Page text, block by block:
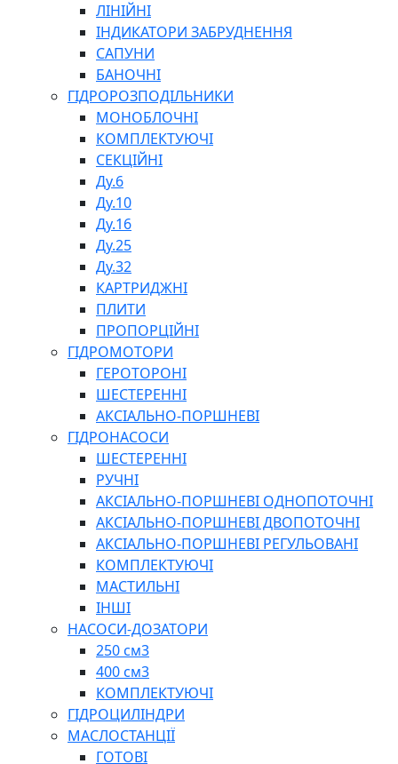
СПЕЦІАЛЬНІ
ОЛИВИ
ГЕРМЕТИКИ
ЗМАЗКИ
КЛЕЇ, ЦЕМЕНТИ, ЕПОКСИДКИ
РЕМОНТ ГІДРОЦИЛІНДРІВ
БОРЕКС, ЕО
ЛІНІЙНІ
ІНДИКАТОРИ ЗАБРУДНЕННЯ
САПУНИ
БАНОЧНІ
ГІДРОРОЗПОДІЛЬНИКИ
МОНОБЛОЧНІ
КОМПЛЕКТУЮЧІ
СЕКЦІЙНІ
Ду.6
Ду.10
Ду.16
Ду.25
Ду.32
КАРТРИДЖНІ
ПЛИТИ
ПРОПОРЦІЙНІ
ГІДРОМОТОРИ
ГЕРОТОРОНІ
ШЕСТЕРЕННІ
АКСІАЛЬНО-ПОРШНЕВІ
ГІДРОНАСОСИ
ШЕСТЕРЕННІ
РУЧНІ
АКСІАЛЬНО-ПОРШНЕВІ ОДНОПОТОЧНІ
АКСІАЛЬНО-ПОРШНЕВІ ДВОПОТОЧНІ
АКСІАЛЬНО-ПОРШНЕВІ РЕГУЛЬОВАНІ
КОМПЛЕКТУЮЧІ
МАСТИЛЬНІ
ІНШІ
НАСОСИ-ДОЗАТОРИ
250 см3
400 см3
КОМПЛЕКТУЮЧІ
ГІДРОЦИЛІНДРИ
МАСЛОСТАНЦІЇ
ГОТОВІ